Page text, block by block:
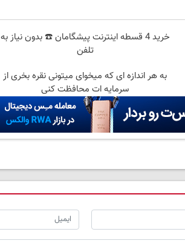
خرید 4 قسطه اینترنت پیشگامان ☎️ بدون نیاز به
تلفن
به هر اندازه ای که میخوای میتونی نقره بخری از
سرمایه ات محافظت کنی